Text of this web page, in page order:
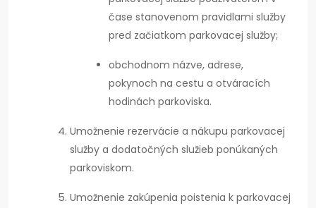
čase stanovenom pravidlami služby
pred začiatkom parkovacej služby;
obchodnom názve, adrese,
pokynoch na cestu a otváracích
hodinách parkoviska.
Umožnenie rezervácie a nákupu parkovacej
služby a dodatočných služieb ponúkaných
parkoviskom.
Umožnenie zakúpenia poistenia k parkovacej